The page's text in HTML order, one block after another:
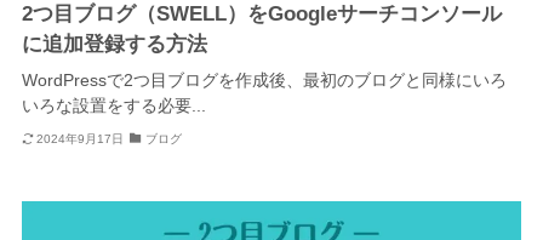
2つ目ブログ（SWELL）をGoogleサーチコンソール
に追加登録する方法
WordPressで2つ目ブログを作成後、最初のブログと同様にいろ
いろな設置をする必要...
2024年9月17日 ブログ